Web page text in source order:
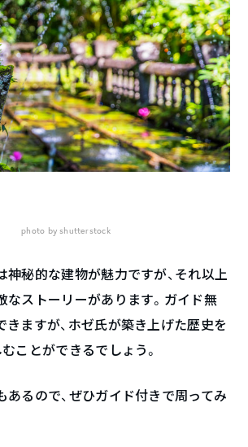
photo by shutterstock
神秘的な建物が魅力ですが、それ以上
なストーリーがあります。ガイド無
きますが、ホゼ氏が築き上げた歴史を
ことができるでしょう。
あるので、ぜひガイド付きで周ってみ